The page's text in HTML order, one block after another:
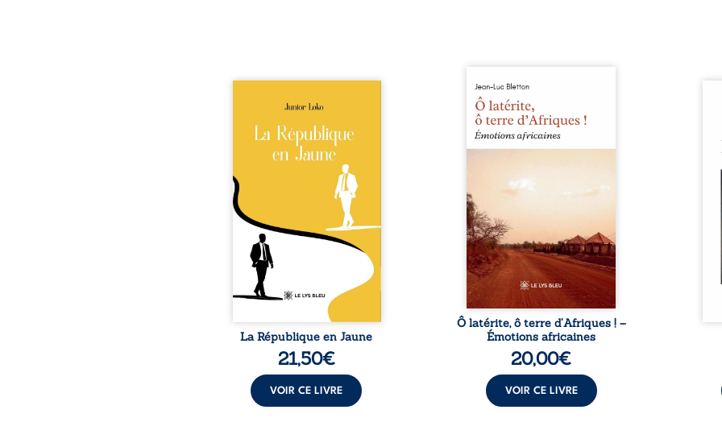
Congo, la naissance de
jumeaux de races différentes
bouleverse l’ordre établi :
Senior est Noir et Junior est
Blanc, bien que nés d’un
couple de Noirs. Très vite,
l’événement attire les médias
internationaux et transforme
le bébé blanc en une figure
emblématique sacrée, investie,
selon certains, d’une mission
salvatrice. Cependant, sous
couvert de ...
La République en Jaune
21,50€
VOIR CE LIVRE
Ô latérite, ô terre d’Afriques !
est un hommage poétique et
authentique aux paysages, aux
rencontres et aux émotions
brutes d’un continent en
reconstruction, entre
souvenirs intimes – la pluie à
Namoungou, le baobab de
Zagtouli – aux portraits
marquants – Thomas Sankara,
Hamadoun Dicko, le Vieux
Biokou – l’auteur partage des
instantanés ...
Ô latérite, ô terre d’Afriques ! –
Émotions africaines
20,00€
VOIR CE LIVRE
par